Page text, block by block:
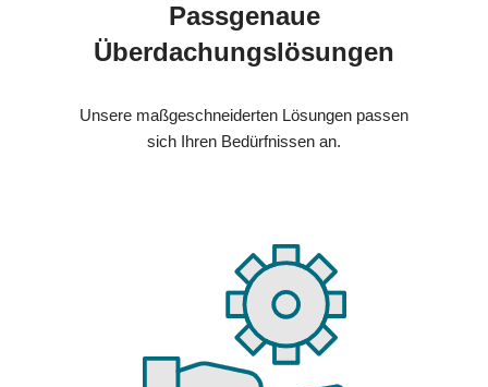
Passgenaue
Überdachungslösungen
Unsere maßgeschneiderten Lösungen passen
sich Ihren Bedürfnissen an.